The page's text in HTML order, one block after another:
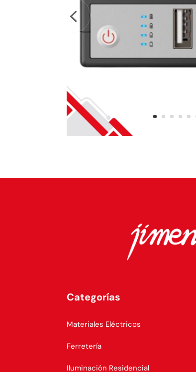
Categorías
Materiales Eléctricos
Ferretería
Iluminación Residencial